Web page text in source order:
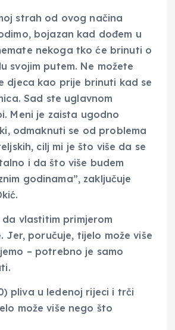
strah od ovog načina
bojazan kad dođem u
nekoga tko će brinuti o
svojim putem. Ne možete
djeca kao prije brinuti kad se
Sad ste uglavnom
Meni je zaista ugodno
odmaknuti se od problema
cilj mi je što više da se
i da što više budem
godinama”, zaključuje
da vlastitim primjerom
Jer, poručuje, tijelo može više
– potrebno je samo